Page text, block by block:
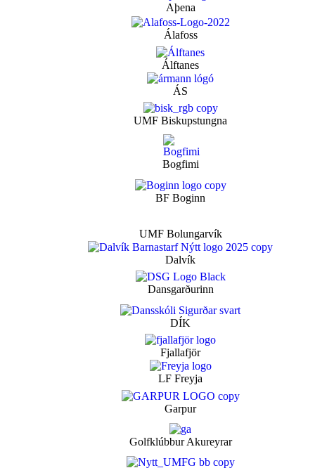
Aþena
Álafoss
Álftanes
ÁS
UMF Biskupstungna
Bogfimi
BF Boginn
UMF Bolungarvík
Dalvík
Dansgarðurinn
DÍK
Fjallafjör
LF Freyja
Garpur
Golfklúbbur Akureyrar